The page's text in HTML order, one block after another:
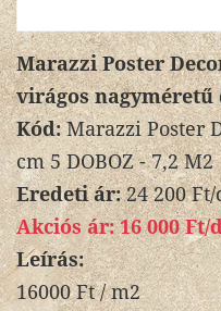
Marazzi Poster
virágos nagyméretű
Kód:Marazzi Poster
cm 5 DOBOZ - 7,2 M2
Eredeti ár:24 200 Ft/
Akciós ár:16 000 Ft/
Leírás:
16000 Ft / m2